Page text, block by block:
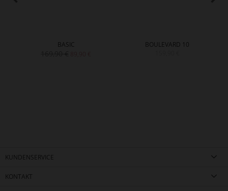
BASIC
BOULEVARD 10
KUNDENSERVICE
KONTAKT